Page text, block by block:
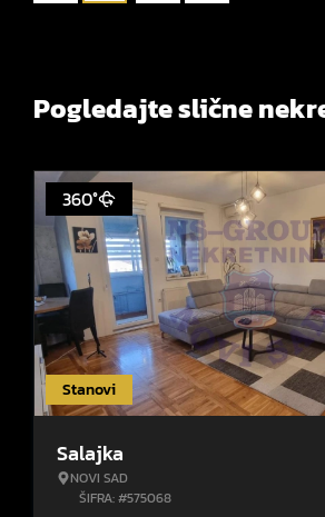
Pogledajte slične
Stanovi
360°
Salajka
NOVI SAD
ŠIFRA: #575068